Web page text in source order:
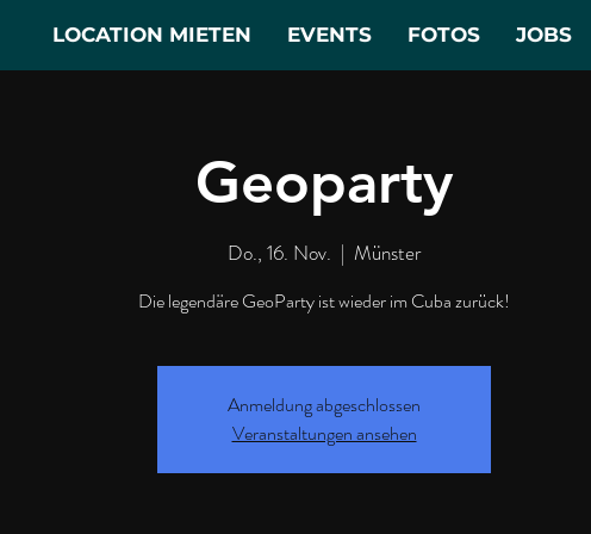
LOCATION MIETEN EVENTS FOTOS JOBS
Geoparty
Do., 16. Nov.
  |
Münster
Die legendäre GeoParty ist wieder im Cuba zurück!
Anmeldung abgeschlossen
Veranstaltungen ansehen